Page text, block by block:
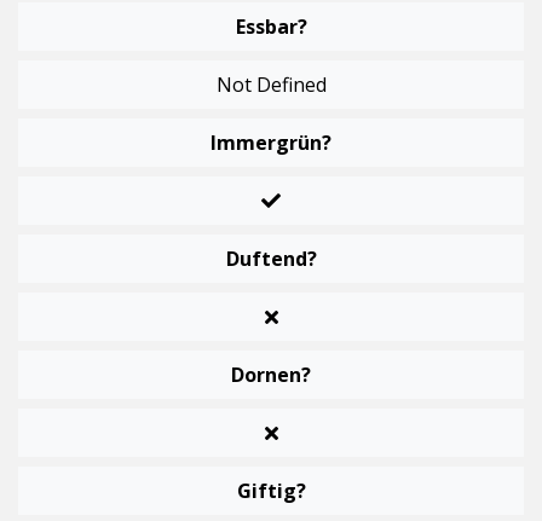
Essbar?
Not Defined
Immergrün?
Duftend?
Dornen?
Giftig?